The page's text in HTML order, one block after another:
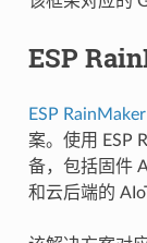
ESP
ESP RainMaker
案。使用 ESP
备，包括固件
和云后端的